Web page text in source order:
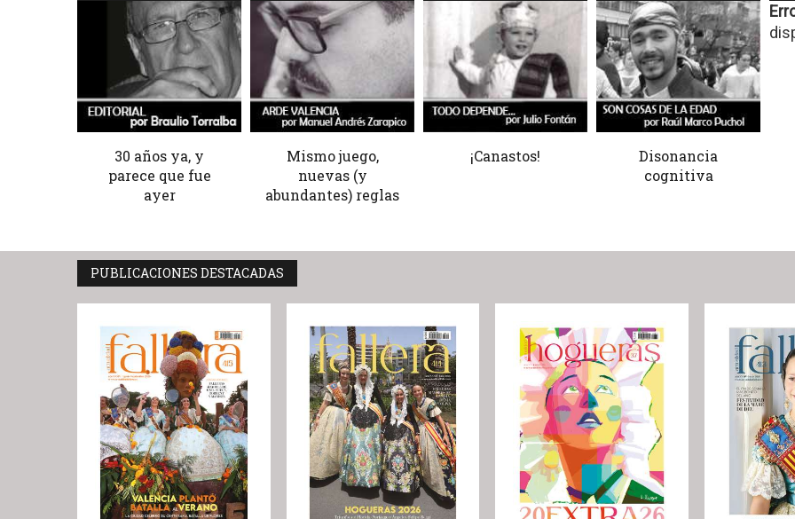
30 años ya, y
parece que fue
ayer
Mismo juego,
nuevas (y
abundantes) reglas
¡Canastos!
Disonancia
cognitiva
PUBLICACIONES DESTACADAS